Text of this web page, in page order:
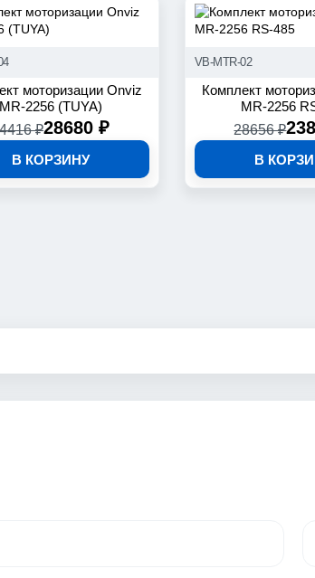
моторизации Onviz
MR-2256 (TUYA)
₽28680 ₽
В КОРЗИНУ
Комплект
MR-2256
28656 ₽
В
VB-MTR-02